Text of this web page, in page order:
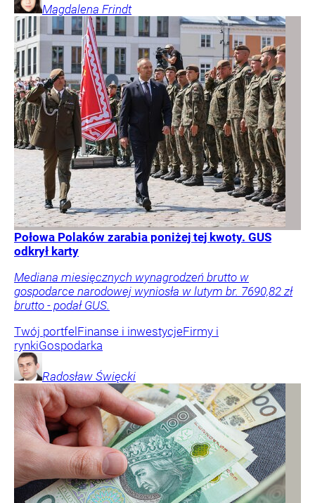
Magdalena Frindt
Połowa Polaków zarabia poniżej tej kwoty. GUS
odkrył karty
Mediana miesięcznych wynagrodzeń brutto w
gospodarce narodowej wyniosła w lutym br. 7690,82 zł
brutto - podał GUS.
Twój portfel Finanse i inwestycjeFirmy i
rynkiGospodarka
Radosław Święcki